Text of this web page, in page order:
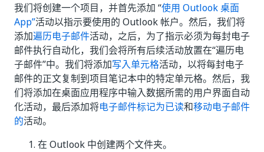
我们将创建一个项目，并首先添加 “使用 Outlook 桌面
App”活动以指示要使用的 Outlook 帐户。然后，我们将
添加遍历电子邮件活动，之后，为了指示必须为每封电子
邮件执行自动化，我们会将所有后续活动放置在“遍历电
子邮件”中。我们将添加写入单元格活动，以将每封电子
邮件的正文复制到项目笔记本中的特定单元格。然后，我
们将添加在桌面应用程序中输入数据所需的用户界面自动
化活动，最后添加将电子邮件标记为已读和移动电子邮件
的活动。
在 Outlook 中创建两个文件夹。